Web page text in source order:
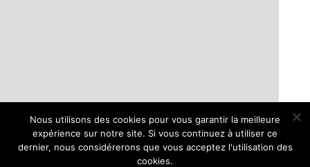
Nous utilisons des cookies pour vous garantir la meilleure
expérience sur notre site. Si vous continuez à utiliser ce
dernier, nous considérerons que vous acceptez l'utilisation des
cookies.